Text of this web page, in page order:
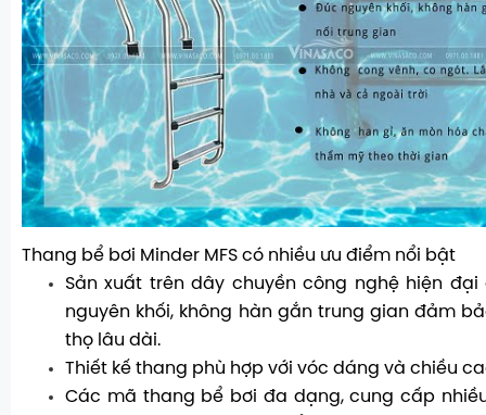
Thang bể bơi Minder MFS có nhiều ưu điểm nổi bật
Sản xuất trên dây chuyền công nghệ hiện đại
nguyên khối, không hàn gắn trung gian đảm
thọ lâu dài.
Thiết kế thang phù hợp với vóc dáng và chiều
Các mã thang bể bơi đa dạng, cung cấp